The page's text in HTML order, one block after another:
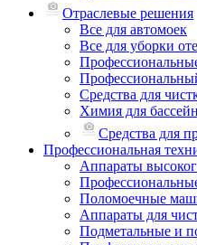
Отраслевые решения
Все для автомоек
Все для уборки
Средства для
Химия для
Cредства для
Профессиональная
Аппараты
Поломоечные
Аппараты для
Подметальные и